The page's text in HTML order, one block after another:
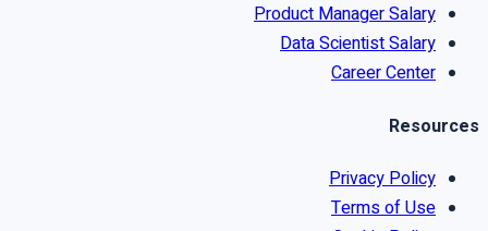
Product Manager Salary
Data Scientist Salary
Career Center
Resources
Privacy Policy
Terms of Use